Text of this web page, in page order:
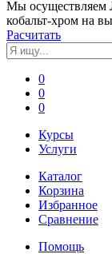
Мы осуществляем
кобальт-хром на
Расчитать
0
0
0
Курсы
Услуги
Каталог
Корзина
Избранное
Сравнение
Помощь